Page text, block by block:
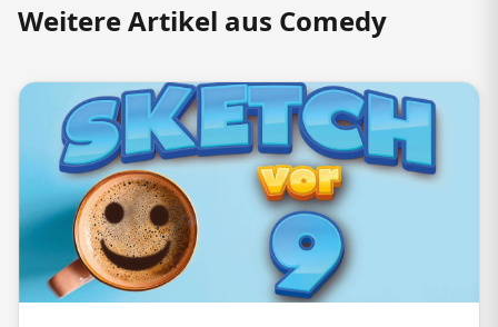
Weitere Artikel aus Comedy